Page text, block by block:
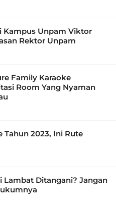
Kampus Unpam Viktor
Rektor Unpam
Family Karaoke
Room Yang Nyaman
Tahun 2023, Ini Rute
Lambat Ditangani? Jangan